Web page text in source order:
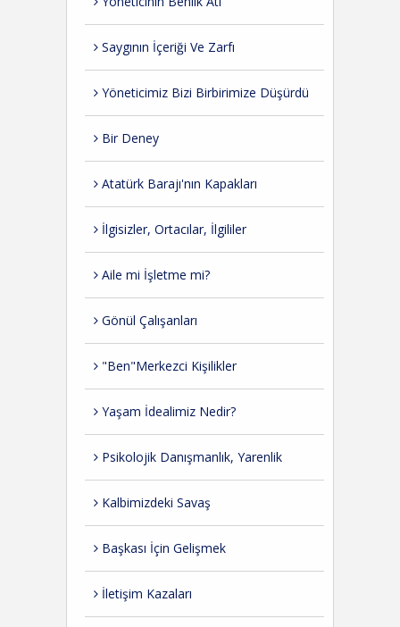
Saygının İçeriği Ve Zarfı
Yöneticimiz Bizi Birbirimize Düşürdü
Bir Deney
Atatürk Barajı'nın Kapakları
İlgisizler, Ortacılar, İlgililer
Aile mi İşletme mi?
Gönül Çalışanları
"Ben"Merkezci Kişilikler
Yaşam İdealimiz Nedir?
Psikolojik Danışmanlık, Yarenlik
Kalbimizdeki Savaş
Başkası İçin Gelişmek
İletişim Kazaları